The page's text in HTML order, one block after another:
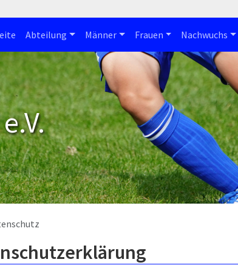
Abteilung Männer Frauen Nachwuchs